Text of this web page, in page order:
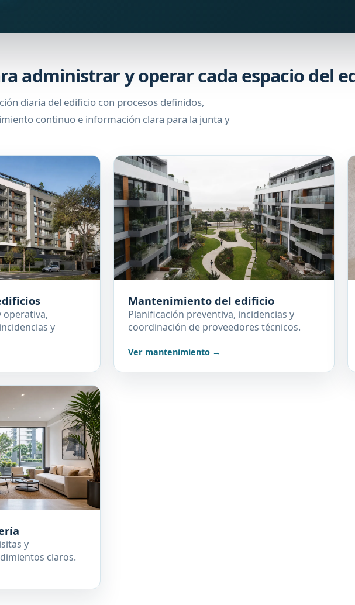
administrar y operar cada espacio del
diaria del edificio con procesos definidos,
continuo e información clara para la junta y
operativa,
y
Mantenimiento del edificio
Planificación preventiva, incidencias y
coordinación de proveedores técnicos.
Ver mantenimiento →
y
claros.